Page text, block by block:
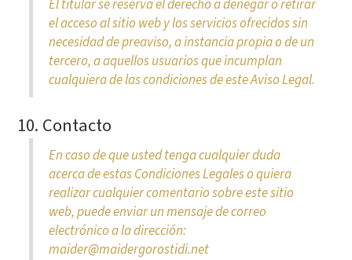
El titular se reserva el derecho a denegar o retirar
el acceso al sitio web y los servicios ofrecidos sin
necesidad de preaviso, a instancia propia o de un
tercero, a aquellos usuarios que incumplan
cualquiera de las condiciones de este Aviso Legal.
10. Contacto
En caso de que usted tenga cualquier duda
acerca de estas Condiciones Legales o quiera
realizar cualquier comentario sobre este sitio
web, puede enviar un mensaje de correo
electrónico a la dirección:
maider@maidergorostidi.net